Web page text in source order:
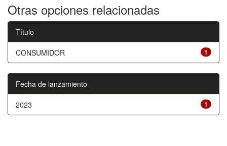
Otras opciones relacionadas
Título
1
CONSUMIDOR
Fecha de lanzamiento
1
2023